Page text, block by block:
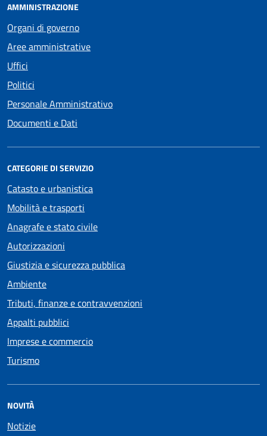
AMMINISTRAZIONE
Organi di governo
Aree amministrative
Uffici
Politici
Personale Amministrativo
Documenti e Dati
CATEGORIE DI SERVIZIO
Catasto e urbanistica
Mobilità e trasporti
Anagrafe e stato civile
Autorizzazioni
Giustizia e sicurezza pubblica
Ambiente
Tributi, finanze e contravvenzioni
Appalti pubblici
Imprese e commercio
Turismo
NOVITÀ
Notizie